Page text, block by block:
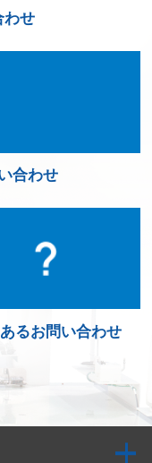
わせ
合わせ
るお問い合わせ